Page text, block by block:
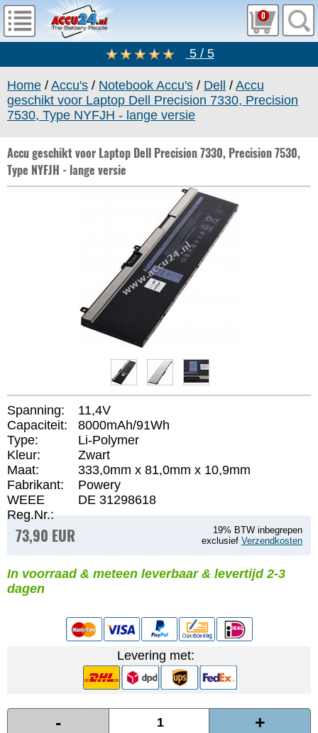
0
5 / 5
Home / Accu's / Notebook Accu's / Dell / Accu
geschikt voor Laptop Dell Precision 7330, Precision
7530, Type NYFJH - lange versie
Accu geschikt voor Laptop Dell Precision 7330, Precision 7530,
Type NYFJH - lange versie
Spanning:
11,4V
Capaciteit:
8000mAh/91Wh
Type:
Li-Polymer
Kleur:
Zwart
Maat:
333,0mm x 81,0mm x 10,9mm
Fabrikant:
Powery
WEEE
Reg.Nr.:
DE 31298618
73,90 EUR
19% BTW inbegrepen
exclusief Verzendkosten
In voorraad & meteen leverbaar & levertijd 2-3
dagen
Levering met:
- +